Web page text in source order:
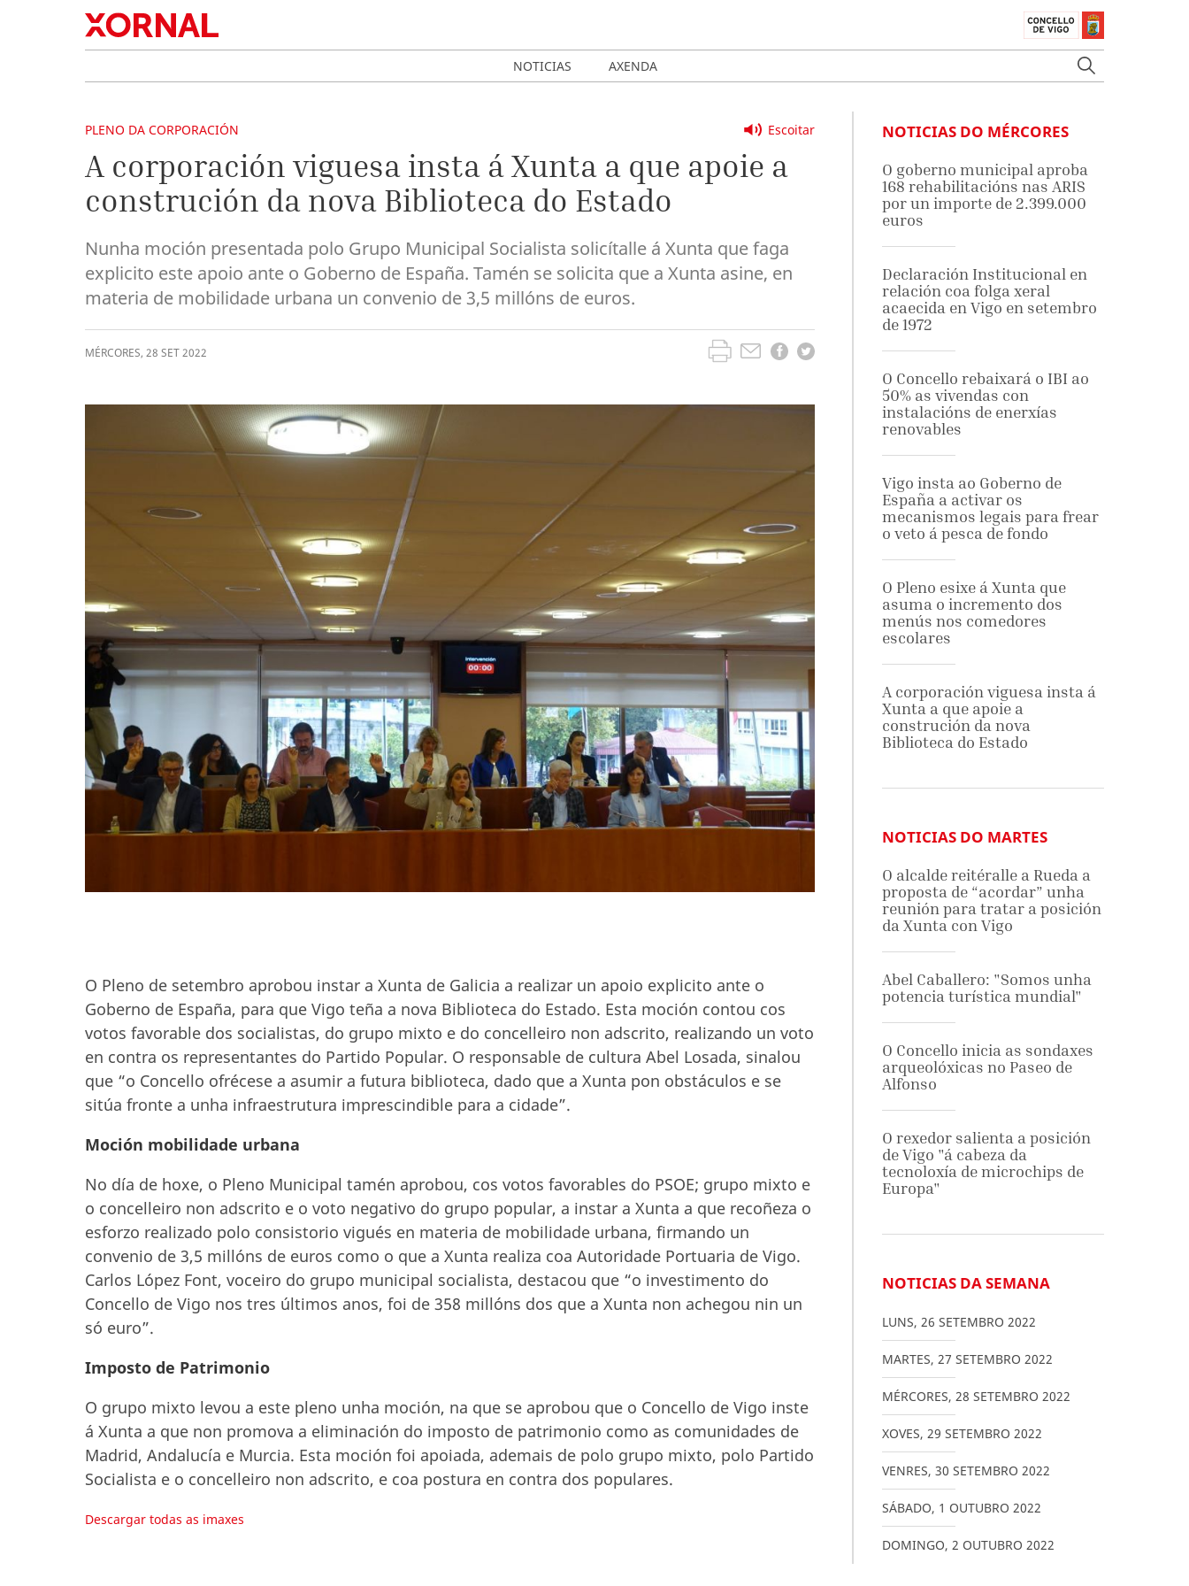
NOTICIAS AXENDA
Escoitar
PLENO DA CORPORACIÓN
A corporación viguesa insta á Xunta a que apoie a
construción da nova Biblioteca do Estado
Nunha moción presentada polo Grupo Municipal Socialista solicítalle á Xunta que faga
explicito este apoio ante o Goberno de España. Tamén se solicita que a Xunta asine, en
materia de mobilidade urbana un convenio de 3,5 millóns de euros.
MÉRCORES, 28 SET2022
O Pleno de setembro aprobou instar a Xunta de Galicia a realizar un apoio explicito ante o
Goberno de España, para que Vigo teña a nova Biblioteca do Estado. Esta moción contou cos
votos favorable dos socialistas, do grupo mixto e do concelleiro non adscrito, realizando un voto
en contra os representantes do Partido Popular. O responsable de cultura Abel Losada, sinalou
que “o Concello ofrécese a asumir a futura biblioteca, dado que a Xunta pon obstáculos e se
sitúa fronte a unha infraestrutura imprescindible para a cidade”.
Moción mobilidade urbana
No día de hoxe, o Pleno Municipal tamén aprobou, cos votos favorables do PSOE; grupo mixto e
o concelleiro non adscrito e o voto negativo do grupo popular, a instar a Xunta a que recoñeza o
esforzo realizado polo consistorio vigués en materia de mobilidade urbana, firmando un
convenio de 3,5 millóns de euros como o que a Xunta realiza coa Autoridade Portuaria de Vigo.
Carlos López Font, voceiro do grupo municipal socialista, destacou que “o investimento do
Concello de Vigo nos tres últimos anos, foi de 358 millóns dos que a Xunta non achegou nin un
só euro”.
Imposto de Patrimonio
O grupo mixto levou a este pleno unha moción, na que se aprobou que o Concello de Vigo inste
á Xunta a que non promova a eliminación do imposto de patrimonio como as comunidades de
Madrid, Andalucía e Murcia. Esta moción foi apoiada, ademais de polo grupo mixto, polo Partido
Socialista e o concelleiro non adscrito, e coa postura en contra dos populares.
Descargar todas as imaxes
NOTICIAS DO MÉRCORES
O goberno municipal aproba
168 rehabilitacións nas ARIS
por un importe de 2.399.000
euros
Declaración Institucional en
relación coa folga xeral
acaecida en Vigo en setembro
de 1972
O Concello rebaixará o IBI ao
50% as vivendas con
instalacións de enerxías
renovables
Vigo insta ao Goberno de
España a activar os
mecanismos legais para frear
o veto á pesca de fondo
O Pleno esixe á Xunta que
asuma o incremento dos
menús nos comedores
escolares
A corporación viguesa insta á
Xunta a que apoie a
construción da nova
Biblioteca do Estado
NOTICIAS DO MARTES
O alcalde reitéralle a Rueda a
proposta de “acordar” unha
reunión para tratar a posición
da Xunta con Vigo
Abel Caballero: "Somos unha
potencia turística mundial"
O Concello inicia as sondaxes
arqueolóxicas no Paseo de
Alfonso
O rexedor salienta a posición
de Vigo "á cabeza da
tecnoloxía de microchips de
Europa"
NOTICIAS DA SEMANA
LUNS, 26 SETEMBRO 2022
MARTES, 27 SETEMBRO 2022
MÉRCORES, 28 SETEMBRO 2022
XOVES, 29 SETEMBRO 2022
VENRES, 30 SETEMBRO 2022
SÁBADO, 1 OUTUBRO 2022
DOMINGO, 2 OUTUBRO 2022